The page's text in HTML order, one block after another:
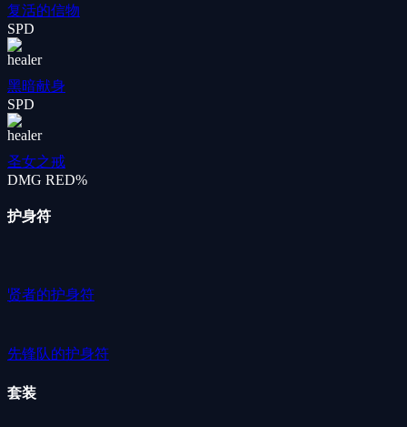
复活的信物
SPD
黑暗献身
SPD
圣女之戒
DMG RED%
护身符
贤者的护身符
先锋队的护身符
套装